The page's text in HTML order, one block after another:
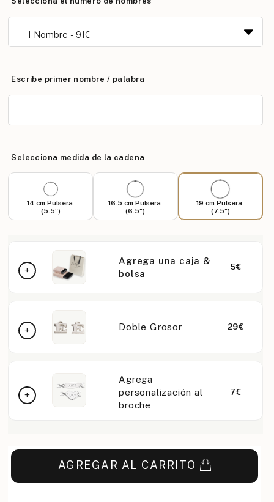
Escribe primer nombre / palabra
Selecciona medida de la cadena
14 cm Pulsera
(5.5")
16.5 cm Pulsera
(6.5")
19 cm Pulsera
(7.5")
Agrega una caja &
bolsa
5€
Doble Grosor 29€
Agrega
personalización al
broche
7€
AGREGAR AL CARRITO